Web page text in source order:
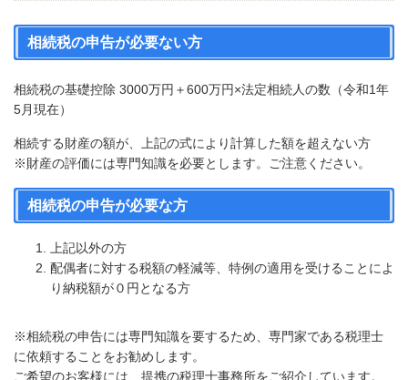
相続税の申告が必要ない方
相続税の基礎控除 3000万円＋600万円×法定相続人の数（令和1年
5月現在）
相続する財産の額が、上記の式により計算した額を超えない方
※財産の評価には専門知識を必要とします。ご注意ください。
相続税の申告が必要な方
上記以外の方
配偶者に対する税額の軽減等、特例の適用を受けることによ
り納税額が０円となる方
※相続税の申告には専門知識を要するため、専門家である税理士
に依頼することをお勧めします。
ご希望のお客様には、提携の税理士事務所をご紹介しています。